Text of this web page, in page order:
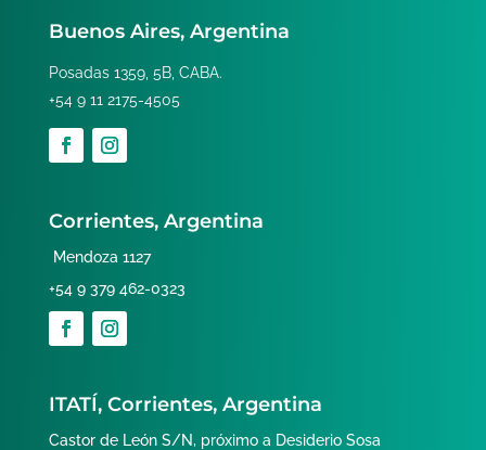
Buenos Aires, Argentina
Posadas 1359, 5B, CABA.
+54 9 11 2175-4505
Corrientes, Argentina
Mendoza 1127
+54 9 379 462-0323
ITATÍ, Corrientes, Argentina
Castor de León S/N, próximo a Desiderio Sosa